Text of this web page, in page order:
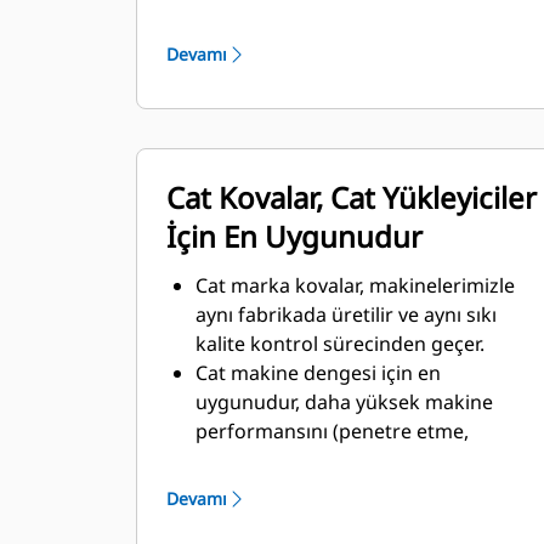
hesaba katılarak yapılmıştır.
arttırılmış olması, kova grubunun
çıkarılmasına da yardımcı olur.
Kova grubu komponentleri için daha
kaliteli malzeme kullanılmıştır.
Devamı
Cat Kovalar, Cat Yükleyiciler
İçin En Uygunudur
Cat marka kovalar, makinelerimizle
aynı fabrikada üretilir ve aynı sıkı
kalite kontrol sürecinden geçer.
Cat makine dengesi için en
uygunudur, daha yüksek makine
performansını (penetre etme,
destekler.
Devamı